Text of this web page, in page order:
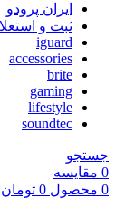
ایران پرودو
ثبت و
iguard
accessories
brite
gaming
lifestyle
soundtec
جستجو
0 مقایسه
0 محصول 0 تومان